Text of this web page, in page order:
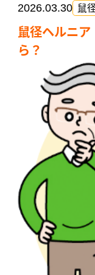
2026.03.30 鼠
鼠径ヘルニ
ら？